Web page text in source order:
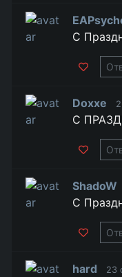
С
Doxxe
С
ShadoW
С
hard 23